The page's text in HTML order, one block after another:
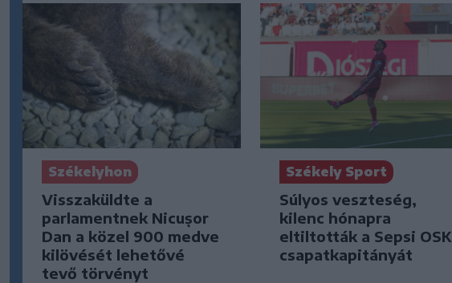
Székelyhon
Visszaküldte a
parlamentnek Nicușor
Dan a közel 900 medve
kilövését lehetővé
tevő törvényt
Székely Sport
Súlyos veszteség,
kilenc hónapra
eltiltották a Sepsi OSK
csapatkapitányát